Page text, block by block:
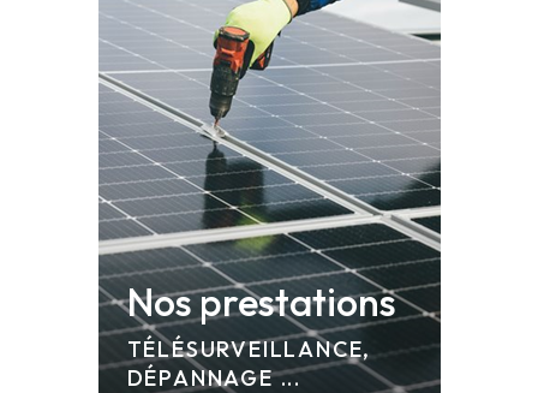
Nos prestations
TÉLÉSURVEILLANCE,
DÉPANNAGE ...